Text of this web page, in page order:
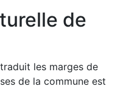
de
les marges de
de la commune est